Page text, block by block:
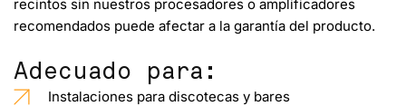
recintos sin nuestros procesadores o amplificadores
recomendados puede afectar a la garantía del producto.
Adecuado para:
Instalaciones para discotecas y bares